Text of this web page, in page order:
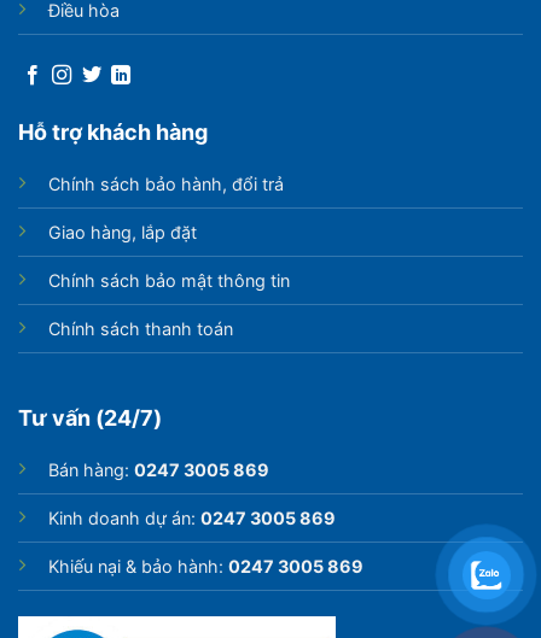
hiệu quả tại các khu vực duyên hải như tại Việt
Điều hòa
Hỗ trợ khách hàng
Chính sách bảo hành, đổi trả
Giao hàng, lắp đặt
Chính sách bảo mật thông tin
Chính sách thanh toán
Tư vấn (24/7)
Bán hàng: 0247 3005 869
Kinh doanh dự án: 0247 3005 869
Khiếu nại & bảo hành: 0247 3005 869